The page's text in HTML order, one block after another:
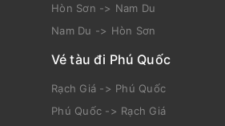
Hòn Sơn -> Nam Du
Nam Du -> Hòn Sơn
Vé tàu đi Phú Quốc
Rạch Giá -> Phú Quốc
Phú Quốc -> Rạch Giá